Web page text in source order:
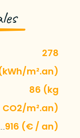
278
m².an)
86 (kg
CO2/m².an)
916 (€ / an)